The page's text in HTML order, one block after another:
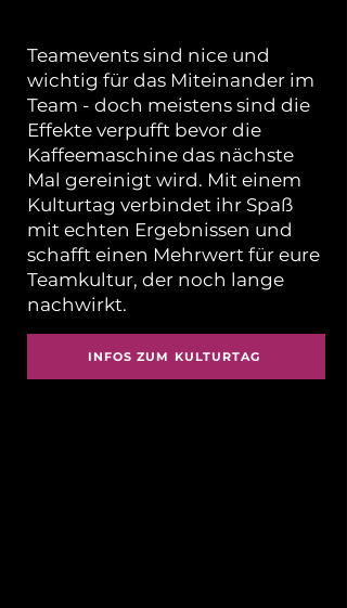
Teamevents sind nice und
wichtig für das Miteinander im
Team - doch meistens sind die
Effekte verpufft bevor die
Kaffeemaschine das nächste
Mal gereinigt wird. Mit einem
Kulturtag verbindet ihr Spaß
mit echten Ergebnissen und
schafft einen Mehrwert für eure
Teamkultur, der noch lange
nachwirkt.
INFOS ZUM KULTURTAG